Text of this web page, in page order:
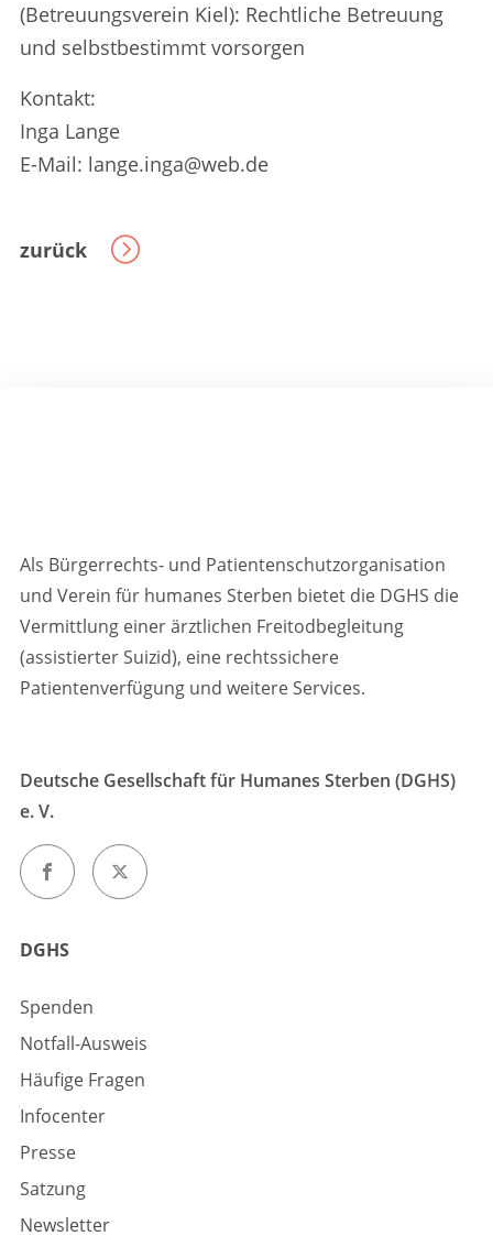
(Betreuungsverein Kiel): Rechtliche Betreuung
und selbstbestimmt vorsorgen
Kontakt:
Inga Lange
E-Mail: lange.inga@web.de
zurück
Als Bürgerrechts- und Patientenschutzorganisation
und Verein für humanes Sterben bietet die DGHS die
Vermittlung einer ärztlichen Freitodbegleitung
(assistierter Suizid), eine rechtssichere
Patientenverfügung und weitere Services.
Deutsche Gesellschaft für Humanes Sterben (DGHS)
e. V.
DGHS
Spenden
Notfall-Ausweis
Häufige Fragen
Infocenter
Presse
Satzung
Newsletter